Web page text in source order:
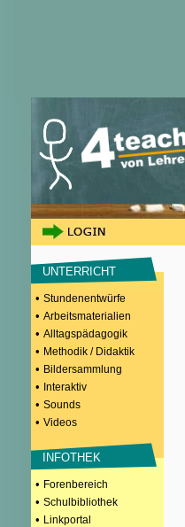
UNTERRICHT
• Stundenentwürfe
• Arbeitsmaterialien
• Alltagspädagogik
• Methodik / Didaktik
• Bildersammlung
• Interaktiv
• Sounds
• Videos
INFOTHEK
• Forenbereich
• Schulbibliothek
• Linkportal